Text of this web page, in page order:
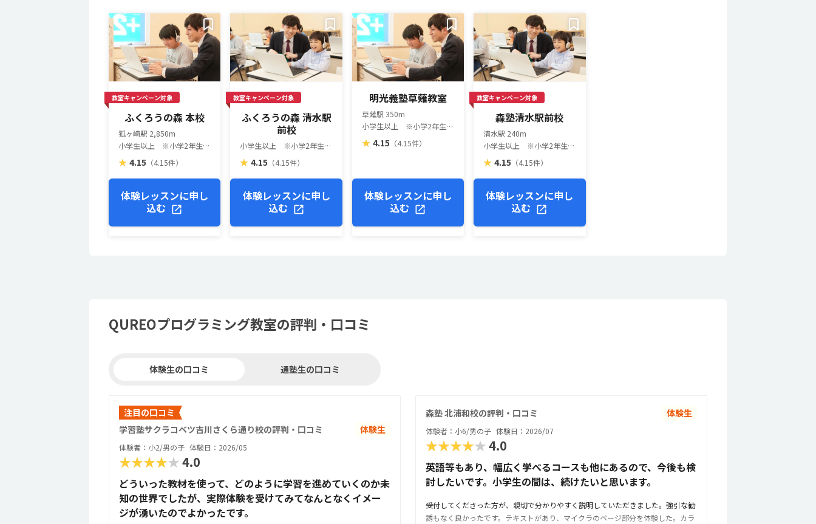
教室キャンペーン対象
ふくろうの森 本校
狐ヶ崎駅 2,850m
小学生以上 ※小学2年生以上推奨（一部教室は異なります）
★ 4.15 （4.15件）
体験レッスンに申し
込む
教室キャンペーン対象
ふくろうの森 清水駅
前校
小学生以上 ※小学2年生以上推奨（一部教室は異なります）
★ 4.15 （4.15件）
体験レッスンに申し
込む
明光義塾草薙教室
草薙駅 350m
小学生以上 ※小学2年生以上推奨（一部教室は異なります）
★ 4.15 （4.15件）
体験レッスンに申し
込む
教室キャンペーン対象
森塾清水駅前校
清水駅 240m
小学生以上 ※小学2年生以上推奨（一部教室は異なります）
★ 4.15 （4.15件）
体験レッスンに申し
込む
QUREOプログラミング教室の評判・口コミ
体験生の口コミ 通塾生の口コミ
注目の口コミ
学習塾サクラコベツ吉川さくら通り校の評判・口コミ
体験生
体験者：小2/男の子 体験日：2026/05
★★★★★4.0
どういった教材を使って、どのように学習を進めていくのか未
知の世界でしたが、実際体験を受けてみてなんとなくイメー
ジが湧いたのでよかったです。
森塾 北浦和校の評判・口コミ 体験生
体験者：小6/男の子 体験日：2026/07
★★★★★4.0
英語等もあり、幅広く学べるコースも他にあるので、今後も検
討したいです。小学生の間は、続けたいと思います。
受付してくださった方が、親切で分かりやすく説明していただきました。強引な勧
誘もなく良かったです。テキストがあり、マイクラのページ部分を体験した。カラ